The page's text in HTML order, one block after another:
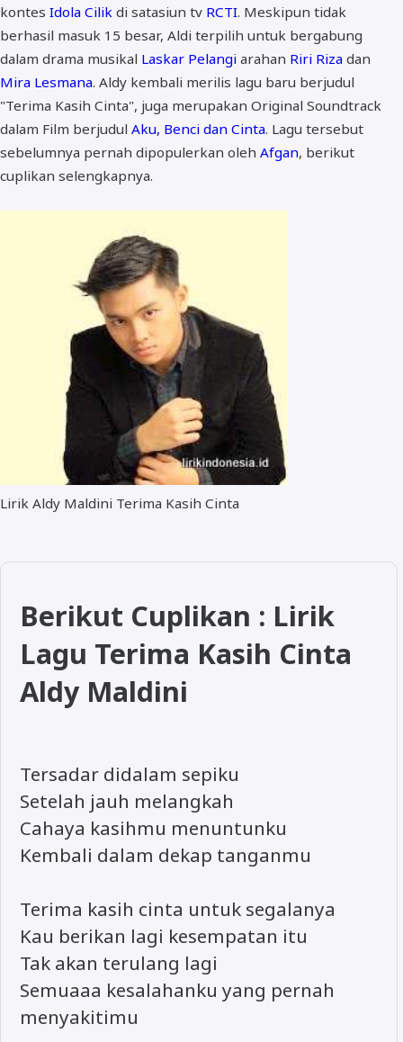
kontes Idola Cilik di satasiun tv RCTI. Meskipun tidak
berhasil masuk 15 besar, Aldi terpilih untuk bergabung
dalam drama musikal Laskar Pelangi arahan Riri Riza dan
Mira Lesmana. Aldy kembali merilis lagu baru berjudul
"Terima Kasih Cinta", juga merupakan Original Soundtrack
dalam Film berjudul Aku, Benci dan Cinta. Lagu tersebut
sebelumnya pernah dipopulerkan oleh Afgan, berikut
cuplikan selengkapnya.
Lirik Aldy Maldini Terima Kasih Cinta
Berikut Cuplikan : Lirik
Lagu Terima Kasih Cinta
Aldy Maldini
Tersadar didalam sepiku
Setelah jauh melangkah
Cahaya kasihmu menuntunku
Kembali dalam dekap tanganmu
Terima kasih cinta untuk segalanya
Kau berikan lagi kesempatan itu
Tak akan terulang lagi
Semuaaa kesalahanku yang pernah
menyakitimu